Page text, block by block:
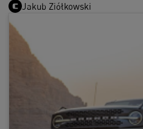
Jakub Ziółkowski